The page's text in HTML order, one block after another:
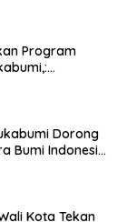
Program
Dorong
Bumi Indonesia,
Kota Tekan